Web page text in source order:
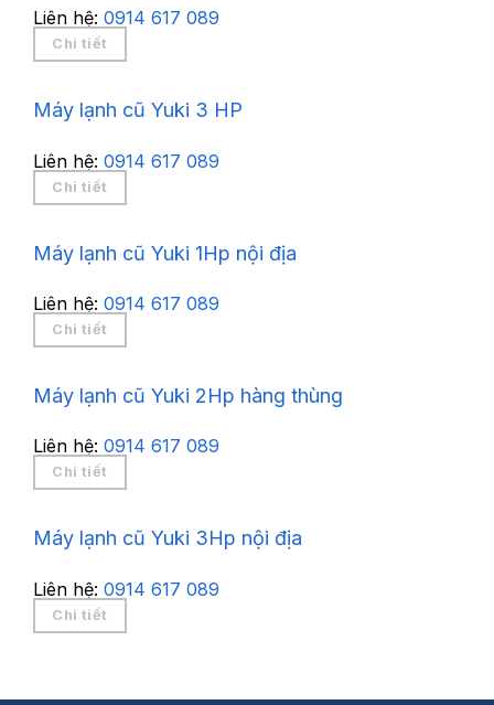
Liên hệ: 0914 617 089
Chi tiết
Máy lạnh cũ Yuki 3 HP
Liên hệ: 0914 617 089
Chi tiết
Máy lạnh cũ Yuki 1Hp nội địa
Liên hệ: 0914 617 089
Chi tiết
Máy lạnh cũ Yuki 2Hp hàng thùng
Liên hệ: 0914 617 089
Chi tiết
Máy lạnh cũ Yuki 3Hp nội địa
Liên hệ: 0914 617 089
Chi tiết